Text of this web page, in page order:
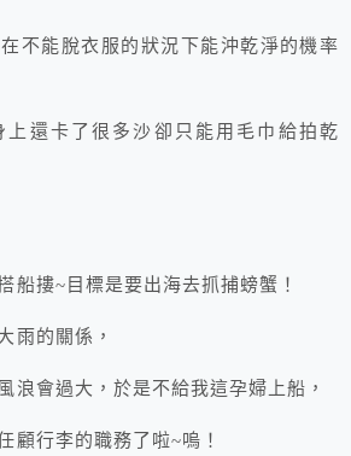
不能脫衣服的狀況下能沖乾淨的機率
上還卡了很多沙卻只能用毛巾給拍乾
船摟~目標是要出海去抓捕螃蟹！
雨的關係，
浪會過大，於是不給我這孕婦上船，
行李的職務了啦~嗚！